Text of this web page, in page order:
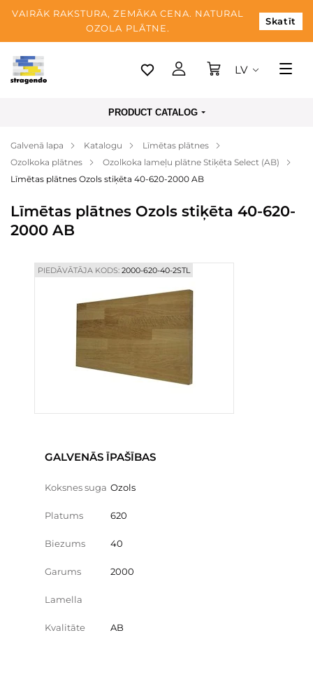
VAIRĀK RAKSTURA, ZEMĀKA CENA. NATURAL
OZOLA PLĀTNE.
Skatīt
Tallina
Apmaksa
Par mums
Blogs
Kontaktinformācija
LV
PRODUCT CATALOG
Galvenā lapa Katalogu
Līmētas plātnes
Ozolkoka plātnes
Ozolkoka lameļu plātne Stiķēta Select (AB)
Līmētas plātnes Ozols stiķēta 40-620-2000 AB
Līmētas plātnes Ozols stiķēta 40-620-
2000 AB
PIEDĀVĀTĀJA KODS:2000-620-40-2STL
GALVENĀS ĪPAŠĪBAS
Koksnes suga Ozols
Platums 620
Biezums 40
Garums 2000
Lamella
Kvalitāte AB